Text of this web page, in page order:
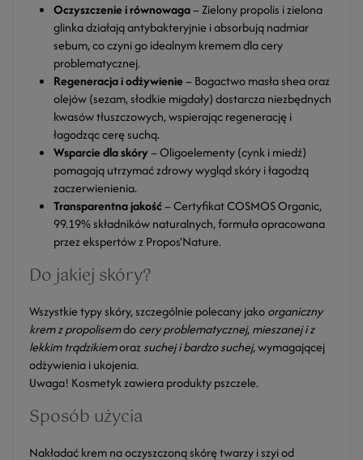
Oczyszczenie i równowaga– Zielony propolis i zielona
glinka działają antybakteryjnie i absorbują nadmiar
sebum, co czyni go idealnym kremem dla cery
problematycznej.
Regeneracja i odżywienie– Bogactwo masła shea oraz
olejów (sezam, słodkie migdały) dostarcza niezbędnych
kwasów tłuszczowych, wspierając regenerację i
łagodząc cerę suchą.
Wsparcie dla skóry– Oligoelementy (cynk i miedź)
pomagają utrzymać zdrowy wygląd skóry i łagodzą
zaczerwienienia.
Transparentna jakość– Certyfikat COSMOS Organic,
99.19% składników naturalnych, formuła opracowana
przez ekspertów z Propos'Nature.
Do jakiej skóry?
Wszystkie typy skóry, szczególnie polecany jakoorganiczny
krem z propolisemdocery problematycznej,mieszanej i z
lekkim trądzikiemorazsuchej i bardzo suchej, wymagającej
odżywienia i ukojenia.
Uwaga! Kosmetyk zawiera produkty pszczele.
Sposób użycia
Nakładać krem na oczyszczoną skórę twarzy i szyi od